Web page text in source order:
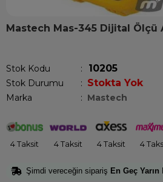
Mastech Mas-345 Dijital Ölçü
Stok Kodu 10205
Stok Durumu : Stokta Yok
Marka : Mastech
4 Taksit 4 Taksit 4 Taksit 4
Şimdi vereceğin sipariş En Geç Yarın